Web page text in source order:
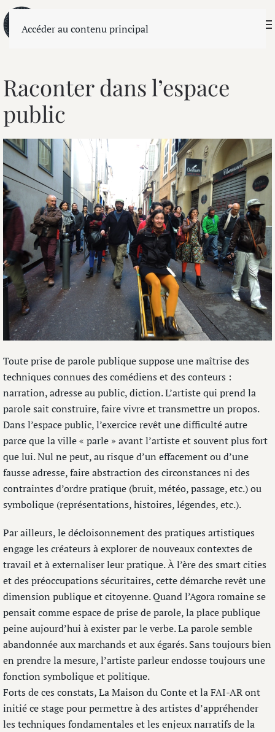
Accéder au contenu principal
Raconter dans l’espace
public
Toute prise de parole publique suppose une maîtrise des
techniques connues des comédiens et des conteurs :
narration, adresse au public, diction. L’artiste qui prend la
parole sait construire, faire vivre et transmettre un propos.
Dans l’espace public, l’exercice revêt une difficulté autre
parce que la ville « parle » avant l’artiste et souvent plus fort
que lui. Nul ne peut, au risque d’un effacement ou d’une
fausse adresse, faire abstraction des circonstances ni des
contraintes d’ordre pratique (bruit, météo, passage, etc.) ou
symbolique (représentations, histoires, légendes, etc.).
Par ailleurs, le décloisonnement des pratiques artistiques
engage les créateurs à explorer de nouveaux contextes de
travail et à externaliser leur pratique. À l’ère des smart cities
et des préoccupations sécuritaires, cette démarche revêt une
dimension publique et citoyenne. Quand l’Agora romaine se
pensait comme espace de prise de parole, la place publique
peine aujourd’hui à exister par le verbe. La parole semble
abandonnée aux marchands et aux égarés. Sans toujours bien
en prendre la mesure, l’artiste parleur endosse toujours une
fonction symbolique et politique.
Forts de ces constats, La Maison du Conte et la FAI-AR ont
initié ce stage pour permettre à des artistes d’appréhender
les techniques fondamentales et les enjeux narratifs de la